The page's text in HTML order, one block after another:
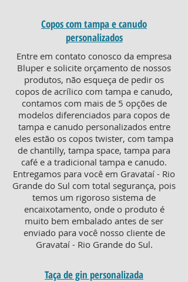
Copos com tampa e canudo
personalizados
Entre em contato conosco da empresa
Bluper e solicite orçamento de nossos
produtos, não esqueça de pedir os
copos de acrílico com tampa e canudo,
contamos com mais de 5 opções de
modelos diferenciados para copos de
tampa e canudo personalizados entre
eles estão os copos twister, com tampa
de chantilly, tampa space, tampa para
café e a tradicional tampa e canudo.
Entregamos para você em Gravataí - Rio
Grande do Sul com total segurança, pois
temos um rigoroso sistema de
encaixotamento, onde o produto é
muito bem embalado antes de ser
enviado para você nosso cliente de
Gravataí - Rio Grande do Sul.
Taça de gin personalizada